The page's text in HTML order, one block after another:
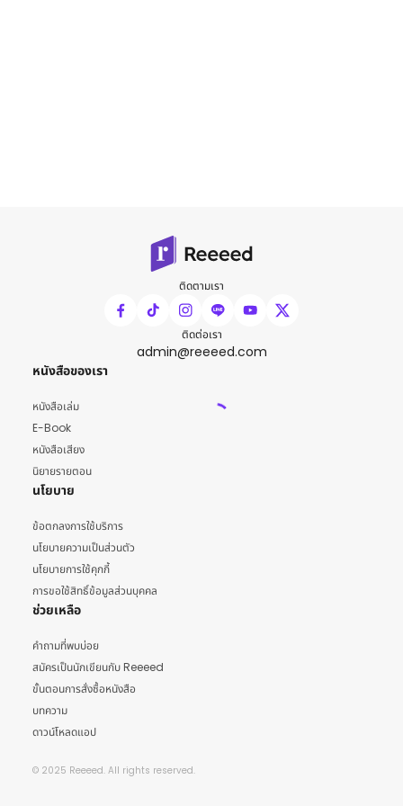
ติดตามเรา
ติดต่อเรา
admin@reeeed.com
หนังสือของเรา
หนังสือเล่ม
E-Book
หนังสือเสียง
นิยายรายตอน
นโยบาย
ข้อตกลงการใช้บริการ
นโยบายความเป็นส่วนตัว
นโยบายการใช้คุกกี้
การขอใช้สิทธิ์ข้อมูลส่วนบุคคล
ช่วยเหลือ
คำถามที่พบบ่อย
สมัครเป็นนักเขียนกับ Reeeed
ขั้นตอนการสั่งซื้อหนังสือ
บทความ
ดาวน์โหลดแอป
© 2025 Reeeed. All rights reserved.